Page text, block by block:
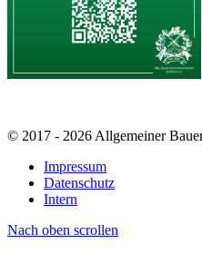
© 2017 - 2026 Allgemeiner
Impressum
Datenschutz
Intern
Nach oben scrollen